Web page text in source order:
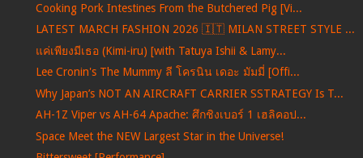
Cooking Pork Intestines From the Butchered Pig [Vi...
LATEST MARCH FASHION 2026 🇮🇹 MILAN STREET STYLE ...
แค่เพียงมีเธอ (Kimi-iru) [with Tatuya Ishii & Lamy...
Lee Cronin's The Mummy ลี โครนิน เดอะ มัมมี่ [Offi...
Why Japan’s NOT AN AIRCRAFT CARRIER SSTRATEGY Is T...
AH-1Z Viper vs AH-64 Apache: ศึกชิงเบอร์ 1 เฮลิคอป...
Space Meet the NEW Largest Star in the Universe!